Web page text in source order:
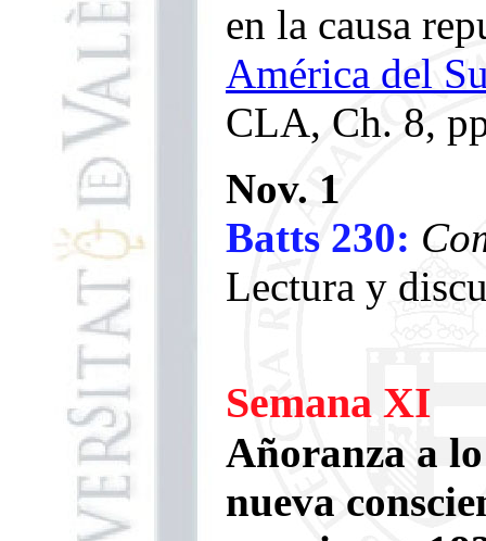
en la causa
América del
CLA, Ch. 8,
Nov. 1
Batts 230:
Lectura y
Semana XI
Añoranza a
nueva